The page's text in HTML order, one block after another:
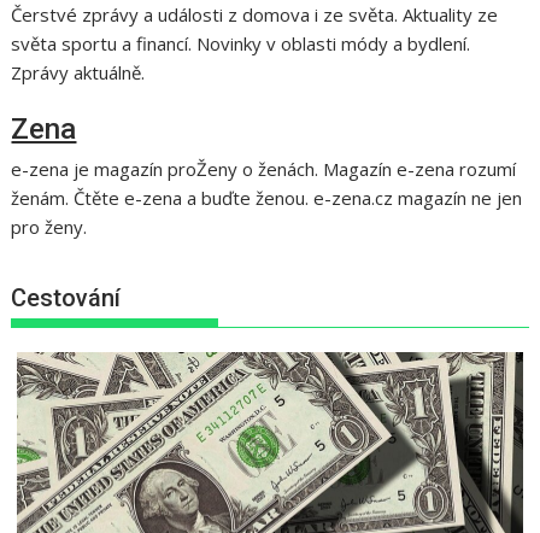
Čerstvé zprávy a události z domova i ze světa. Aktuality ze
světa sportu a financí. Novinky v oblasti módy a bydlení.
Zprávy aktuálně.
Zena
e-zena je magazín proŽeny o ženách. Magazín e-zena rozumí
ženám. Čtěte e-zena a buďte ženou. e-zena.cz magazín ne jen
pro ženy.
Cestování